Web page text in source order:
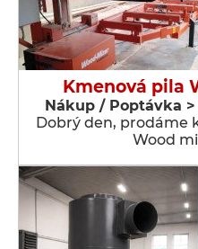
Kmenová pila
Nákup / Poptávka
Dobrý den, prodáme
Wood